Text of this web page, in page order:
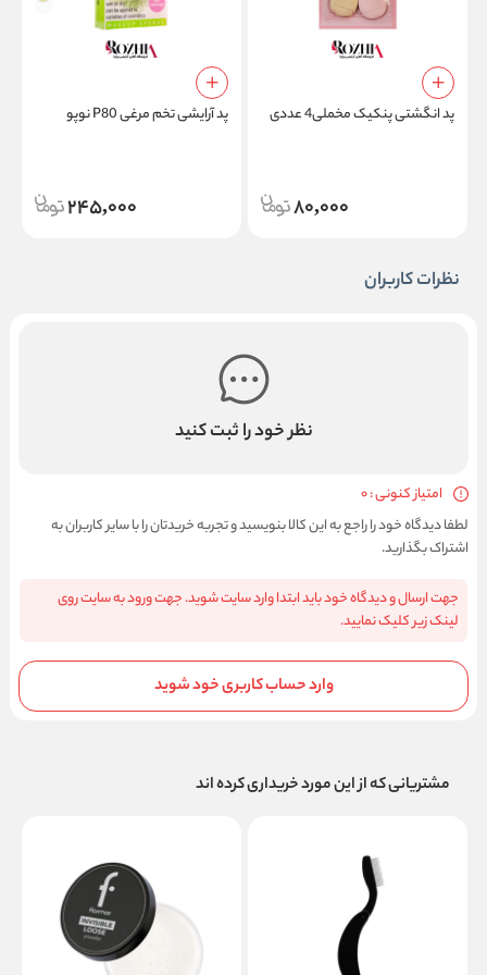
پد انگشتی پنکیک مخملی4 عددی
80,000
پد آرایشی تخم مرغی P80 نوپو
245,000
نظرات کاربران
نظر خود را ثبت کنید
امتیاز کنونی : 0
لطفا دیدگاه خود را راجع به این کالا بنویسید و تجربه خریدتان را با سایر کاربران به
اشتراک بگذارید.
جهت ارسال و دیدگاه خود باید ابتدا وارد سایت شوید. جهت ورود به سایت روی
لینک زیر کلیک نمایید.
وارد حساب کاربری خود شوید
مشتریانی که از این مورد خریداری کرده اند